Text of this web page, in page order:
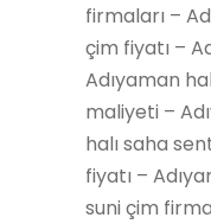
firmaları –
çim fiyatı –
Adıyaman
maliyeti –
halı saha
fiyatı –
suni çim